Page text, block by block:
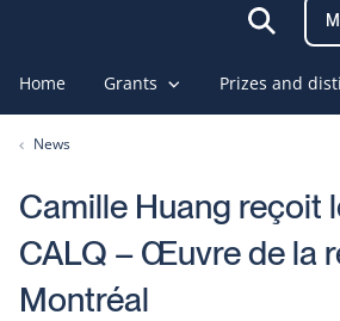
Ouvrir
la
recherche
Home Grants Prizes and
News
Camille Huang reçoit
CALQ – Œuvre de la
Montréal